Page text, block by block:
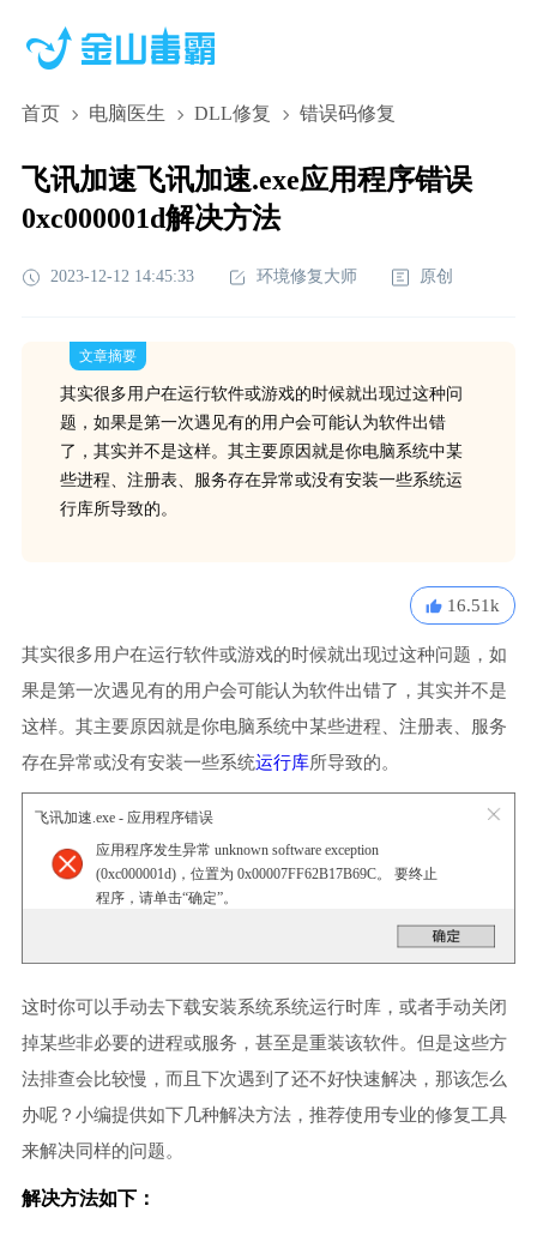
首页 电脑医生 DLL修复 错误码修复
飞讯加速飞讯加速.exe应用程序错误
0xc000001d解决方法
2023-12-12 14:45:33 环境修复大师 原创
文章摘要
其实很多用户在运行软件或游戏的时候就出现过这种问
题，如果是第一次遇见有的用户会可能认为软件出错
了，其实并不是这样。其主要原因就是你电脑系统中某
些进程、注册表、服务存在异常或没有安装一些系统运
行库所导致的。
16.51k
其实很多用户在运行软件或游戏的时候就出现过这种问题，如
果是第一次遇见有的用户会可能认为软件出错了，其实并不是
这样。其主要原因就是你电脑系统中某些进程、注册表、服务
存在异常或没有安装一些系统运行库所导致的。
飞讯加速.exe - 应用程序错误
应用程序发生异常 unknown software exception
(0xc000001d)，位置为 0x00007FF62B17B69C。 要终止
程序，请单击“确定”。
这时你可以手动去下载安装系统系统运行时库，或者手动关闭
掉某些非必要的进程或服务，甚至是重装该软件。但是这些方
法排查会比较慢，而且下次遇到了还不好快速解决，那该怎么
办呢？小编提供如下几种解决方法，推荐使用专业的修复工具
来解决同样的问题。
解决方法如下：